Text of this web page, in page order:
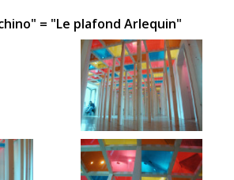
= "Le plafond Arlequin"